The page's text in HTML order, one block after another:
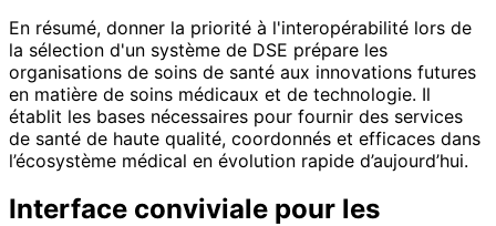
En résumé, donner la priorité à l'interopérabilité lors de
la sélection d'un système de DSE prépare les
organisations de soins de santé aux innovations futures
en matière de soins médicaux et de technologie. Il
établit les bases nécessaires pour fournir des services
de santé de haute qualité, coordonnés et efficaces dans
l’écosystème médical en évolution rapide d’aujourd’hui.
Interface conviviale pour les